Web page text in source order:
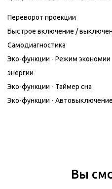
Переворот проекции
Быстрое включение /
Самодиагностика
Эко-функции - Режим экономии
энергии
Эко-функции - Таймер сна
Эко-функции - Автовыключение
Вы